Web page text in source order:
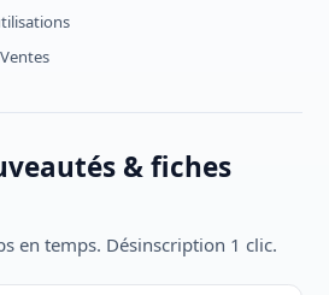
& fiches
en temps. Désinscription 1 clic.